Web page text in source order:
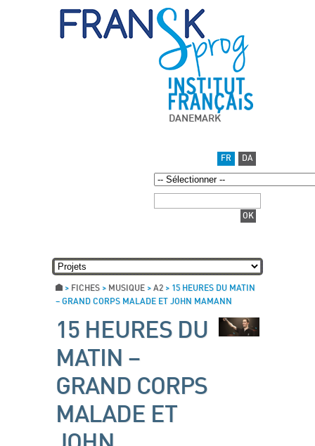
DANEMARK
FR DA
> FICHES > MUSIQUE > A2 > 15 HEURES DU MATIN
– GRAND CORPS MALADE ET JOHN MAMANN
15 HEURES DU
MATIN –
GRAND CORPS
MALADE ET